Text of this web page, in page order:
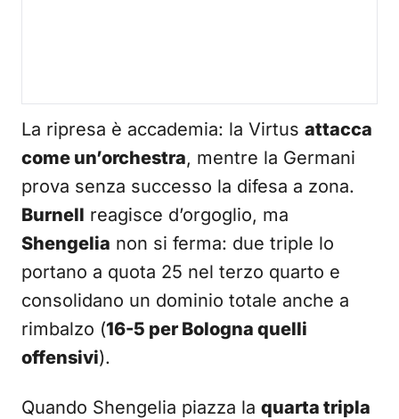
La ripresa è accademia: la Virtus attacca
come un’orchestra, mentre la Germani
prova senza successo la difesa a zona.
Burnell reagisce d’orgoglio, ma
Shengelia non si ferma: due triple lo
portano a quota 25 nel terzo quarto e
consolidano un dominio totale anche a
rimbalzo (16-5 per Bologna quelli
offensivi).
Quando Shengelia piazza la quarta tripla